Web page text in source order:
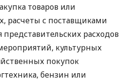
товаров или
расчеты с поставщиками
представительских расходов
культурных
покупок
бензин или